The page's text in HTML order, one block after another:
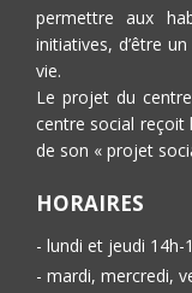
permettre aux
initiatives, d’être
vie.
Le projet du
centre social reçoit
de son « projet
HORAIRES
- lundi et jeudi 14h-
- mardi, mercredi,